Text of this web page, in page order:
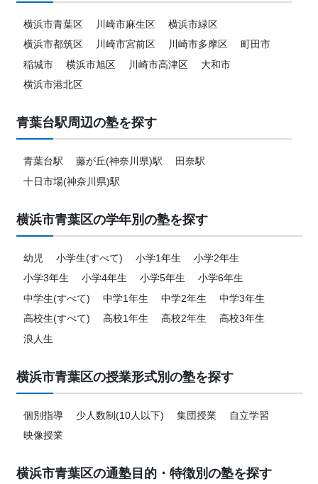
横浜市青葉区 川崎市麻生区
横浜市緑区
横浜市都筑区
川崎市宮前区 川崎市多摩区
町田市
稲城市
横浜市旭区 川崎市高津区
大和市
横浜市港北区
青葉台駅周辺の塾を探す
青葉台駅 藤が丘(神奈川県)駅
田奈駅
十日市場(神奈川県)駅
横浜市青葉区の学年別の塾を探す
幼児 小学生(すべて) 小学1年生
小学2年生
小学3年生
小学4年生 小学5年生
小学6年生
中学生(すべて)
中学1年生 中学2年生
中学3年生
高校生(すべて)
高校1年生 高校2年生
高校3年生
浪人生
横浜市青葉区の授業形式別の塾を探す
個別指導 少人数制(10人以下) 集団授業
自立学習
映像授業
横浜市青葉区の通塾目的・特徴別の塾を探す